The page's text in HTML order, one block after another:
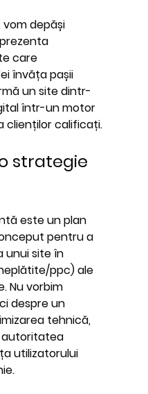
depăși
care
învăța pașii
un site dintr-
într-un motor
clienților calificați.
strategie
este un plan
pentru a
unui site în
ppc) ale
Nu vorbim
despre un
tehnică,
autoritatea
utilizatorului